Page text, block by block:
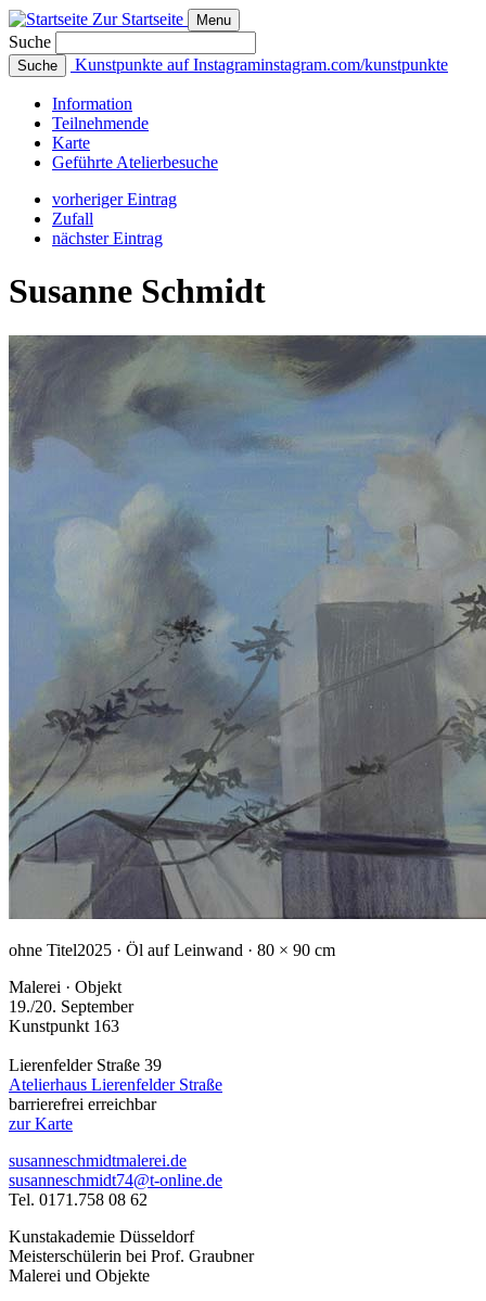
Zur Startseite Menu
Suche
Suche Kunstpunkte auf Instagraminstagram.com/kunstpunkte
Information
Teilnehmende
Karte
Geführte Atelierbesuche
vorheriger Eintrag
Zufall
nächster Eintrag
Susanne Schmidt
ohne Titel2025 · Öl auf Leinwand · 80 × 90 cm
Malerei · Objekt
19./20. September
Kunstpunkt 163
Lierenfelder Straße 39
Atelierhaus Lierenfelder Straße
barrierefrei erreichbar
zur Karte
susanneschmidtmalerei.de
susanneschmidt74@t-online.de
Tel. 0171.758 08 62
Kunstakademie Düsseldorf
Meisterschülerin bei Prof. Graubner
Malerei und Objekte